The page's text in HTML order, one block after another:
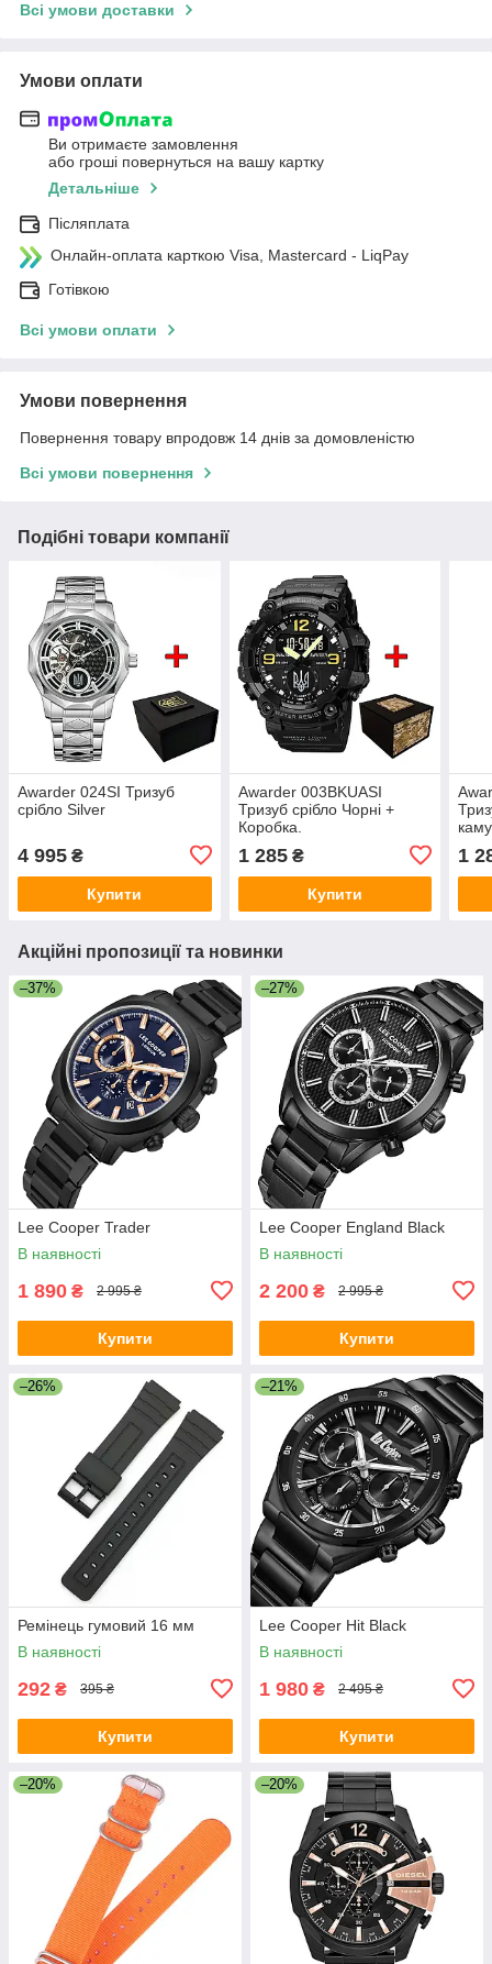
Всі умови доставки
Умови оплати
Ви отримаєте замовлення
або гроші повернуться на вашу картку
Детальніше
Післяплата
Онлайн-оплата карткою Visa, Mastercard - LiqPay
Готівкою
Всі умови оплати
Умови повернення
Повернення товару впродовж 14 днів за домовленістю
Всі умови повернення
Подібні товари компанії
Awarder 024SI Тризуб
срібло Silver
4 995 ₴
Купити
Awarder 003BKUASI
Тризуб срібло Чорні +
Коробка.
1 285₴
Купити
1
Акційні пропозиції та новинки
–37%
Lee Cooper Trader
В наявності
1 890 ₴ 2 995 ₴
Купити
–27%
Lee Cooper England Black
В наявності
2 200 ₴ 2 995 ₴
Купити
–26%
Ремінець гумовий 16 мм
В наявності
292 ₴ 395 ₴
Купити
–21%
Lee Cooper Hit Black
В наявності
1 980 ₴ 2 495 ₴
Купити
–20% –20%